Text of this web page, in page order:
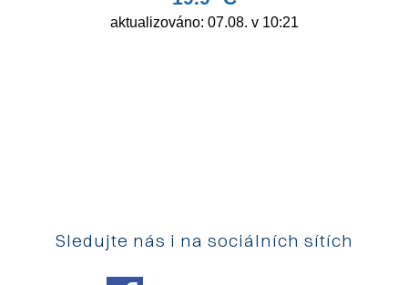
Sledujte nás i na sociálních sítích